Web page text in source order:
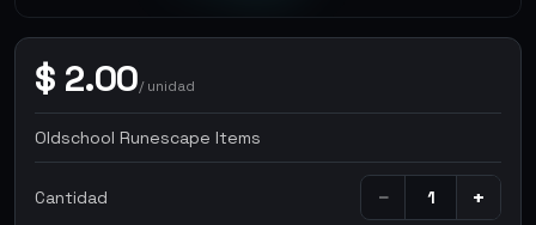
$ 2.00/unidad
Oldschool Runescape Items
Cantidad − +